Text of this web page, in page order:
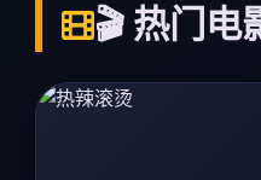
🎬 热门电